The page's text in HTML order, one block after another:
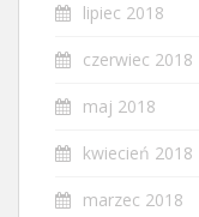
lipiec 2018
czerwiec 2018
maj 2018
kwiecień 2018
marzec 2018